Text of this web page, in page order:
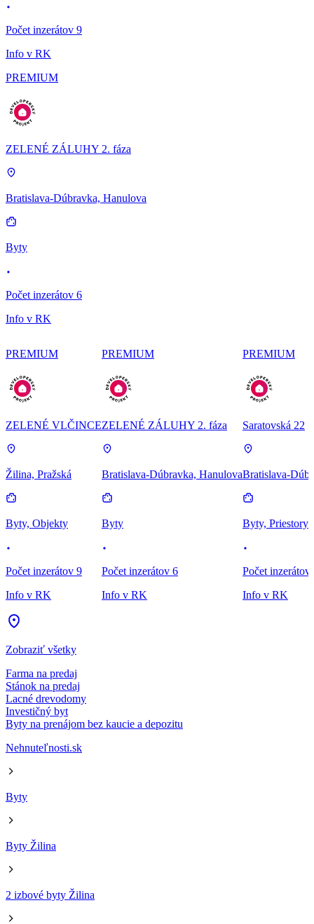
Počet inzerátov 9
Info v RK
PREMIUM
ZELENÉ ZÁLUHY 2. fáza
Bratislava-Dúbravka, Hanulova
Byty
Počet inzerátov 6
Info v RK
PREMIUM
ZELENÉ VLČINCE
Žilina, Pražská
Byty, Objekty
Počet inzerátov 9
Info v RK
PREMIUM
ZELENÉ ZÁLUHY 2. fáza
Bratislava-Dúbravka, Hanulova
Byty
Počet inzerátov 6
Info v RK
PREMIUM
Saratovská 22
Bratislava-
Byty, Priestory
Počet inzerátov
Info v RK
Zobraziť všetky
Farma na predaj
Stánok na predaj
Lacné drevodomy
Investičný byt
Byty na prenájom bez kaucie a depozitu
Nehnuteľnosti.sk
Byty
Byty Žilina
2 izbové byty Žilina